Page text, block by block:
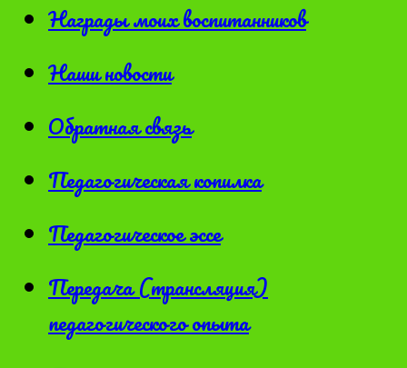
Награды моих воспитанников
Наши новости
Обратная связь
Педагогическая копилка
Педагогическое эссе
Передача (трансляция)
педагогического опыта